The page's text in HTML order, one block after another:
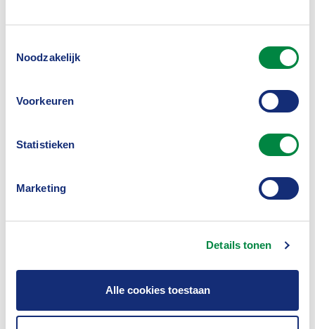
Noodzakelijk
Voorkeuren
Statistieken
Marketing
Details tonen
Alle cookies toestaan
medewerkers.’’ Met de opkomst van nieuwe
verzekeraars nieuwe oplossingen voor
verzekeringen en communicatie. Dit geeft kansen
aan verzekeraars om hun maatschappelijke rol